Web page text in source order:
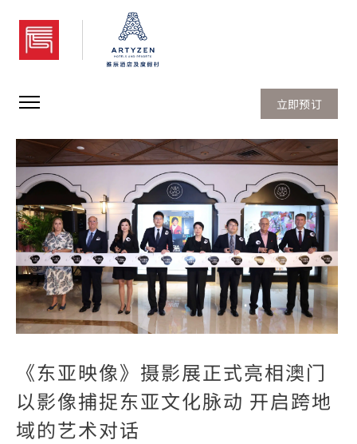
澳门雅辰酒店
立即预订
《东亚映像》摄影展正式亮相澳门
以影像捕捉东亚文化脉动 开启跨地
域的艺术对话